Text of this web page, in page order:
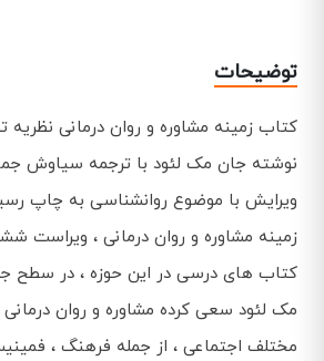
توضیحات
کتاب زمینه مشاوره و روان درمانی نظریه
نوشته جان مک لئود با ترجمه سیاوش
ویرایش با موضوع روانشناسی به چاپ
زمینه مشاوره و روان درمانی ، ویراست
کتاب های درسی در این حوزه ، در سطح
مک لئود سعی کرده مشاوره و روان
مختلف اجتماعی ، از جمله فرهنگ ،